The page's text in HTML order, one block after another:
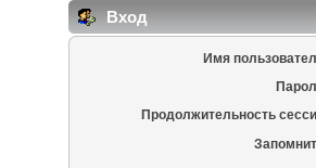
Вход
Имя
Продолжительность